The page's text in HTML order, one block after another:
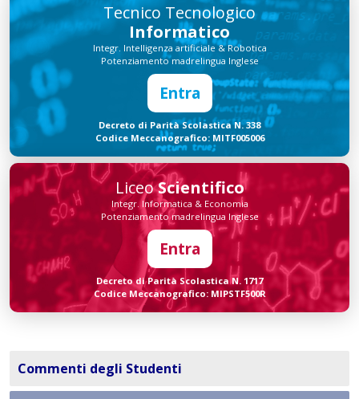
Tecnico Tecnologico
Informatico
Integr. Intelligenza artificiale & Robotica
Potenziamento madrelingua Inglese
Entra
Decreto di Parità Scolastica N. 338
Codice Meccanografico: MITF005006
LiceoScientifico
Integr. Informatica & Economia
Potenziamento madrelingua Inglese
Entra
Decreto di Parità Scolastica N. 1717
Codice Meccanografico: MIPSTF500R
Commenti degli Studenti